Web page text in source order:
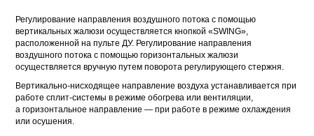
Регулирование направления воздушного потока с помощью
вертикальных жалюзи осуществляется кнопкой «SWING»,
расположенной на пульте ДУ. Регулирование направления
воздушного потока с помощью горизонтальных жалюзи
осуществляется вручную путем поворота регулирующего стержня.
Вертикально-нисходящее направление воздуха устанавливается при
работе сплит-системы в режиме обогрева или вентиляции,
а горизонтальное направление — при работе в режиме охлаждения
или осушения.